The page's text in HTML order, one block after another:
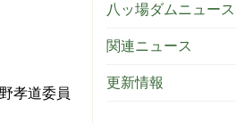
孝道委員
八ッ場ダムニュース
関連ニュース
更新情報